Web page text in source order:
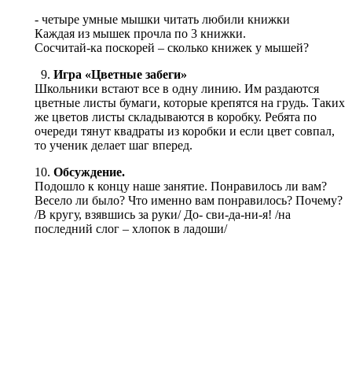
- четыре умные мышки читать любили книжки
Каждая из мышек прочла по 3 книжки.
Сосчитай-ка поскорей – сколько книжек у мышей?
Игра «Цветные забеги»
Школьники встают все в одну линию. Им раздаются
цветные листы бумаги, которые крепятся на грудь. Таких
же цветов листы складываются в коробку. Ребята по
очереди тянут квадраты из коробки и если цвет совпал,
то ученик делает шаг вперед.
Обсуждение.
Подошло к концу наше занятие. Понравилось ли вам?
Весело ли было? Что именно вам понравилось? Почему?
/В кругу, взявшись за руки/ До- сви-да-ни-я! /на
последний слог – хлопок в ладоши/